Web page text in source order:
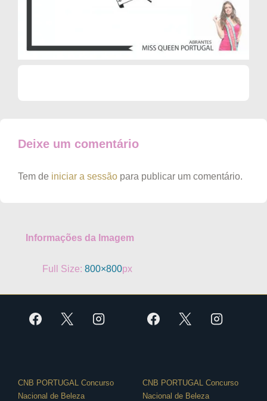
Deixe um comentário
Tem de iniciar a sessão para publicar um comentário.
Informações da Imagem
Full Size: 800×800px
CNB PORTUGAL Concurso
Nacional de Beleza
CNB PORTUGAL Concurso
Nacional de Beleza